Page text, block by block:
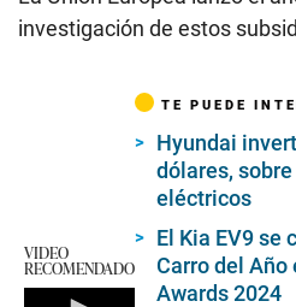
investigación de estos
VIDEO
RECOMENDADO
TE PUEDE
Hyundai
dólares,
eléctricos
El Kia EV9 se
Carro del Año
Awards 2024